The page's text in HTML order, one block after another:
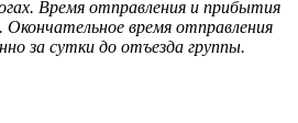
Время отправления и прибытия
время отправления
за сутки до отъезда группы.